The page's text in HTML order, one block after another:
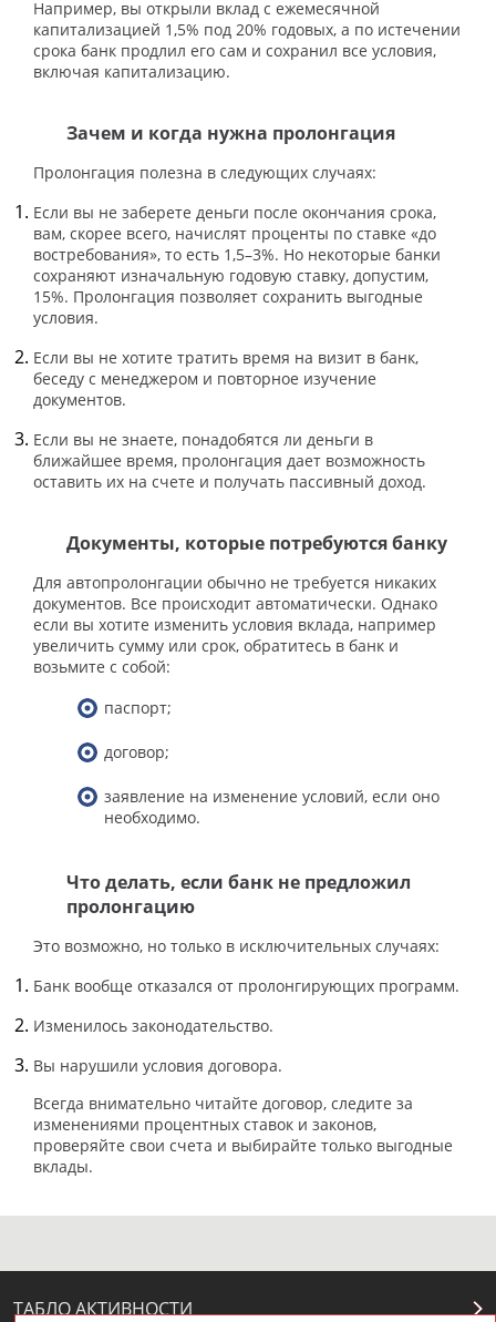
Например, вы открыли вклад с ежемесячной
капитализацией 1,5% под 20% годовых, а по истечении
срока банк продлил его сам и сохранил все условия,
включая капитализацию.
Зачем и когда нужна пролонгация
Пролонгация полезна в следующих случаях:
Если вы не заберете деньги после окончания срока,
вам, скорее всего, начислят проценты по ставке «до
востребования», то есть 1,5–3%. Но некоторые банки
сохраняют изначальную годовую ставку, допустим,
15%. Пролонгация позволяет сохранить выгодные
условия.
Если вы не хотите тратить время на визит в банк,
беседу с менеджером и повторное изучение
документов.
Если вы не знаете, понадобятся ли деньги в
ближайшее время, пролонгация дает возможность
оставить их на счете и получать пассивный доход.
Документы, которые потребуются банку
Для автопролонгации обычно не требуется никаких
документов. Все происходит автоматически. Однако
если вы хотите изменить условия вклада, например
увеличить сумму или срок, обратитесь в банк и
возьмите с собой:
паспорт;
договор;
заявление на изменение условий, если оно
необходимо.
Что делать, если банк не предложил
пролонгацию
Это возможно, но только в исключительных случаях:
Банк вообще отказался от пролонгирующих программ.
Изменилось законодательство.
Вы нарушили условия договора.
Всегда внимательно читайте договор, следите за
изменениями процентных ставок и законов,
проверяйте свои счета и выбирайте только выгодные
вклады.
ТАБЛО АКТИВНОСТИ